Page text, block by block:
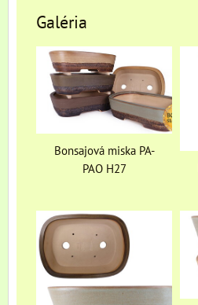
Galéria
Bonsajová miska PA-
PAO H27